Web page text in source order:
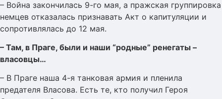
– Война закончилась 9-го мая, а пражская группировка
немцев отказалась признавать Акт о капитуляции и
сопротивлялась до 12 мая.
– Там, в Праге, были и наши “родные” ренегаты –
власовцы…
– В Праге наша 4-я танковая армия и пленила
предателя Власова. Есть те, кто получил Героя